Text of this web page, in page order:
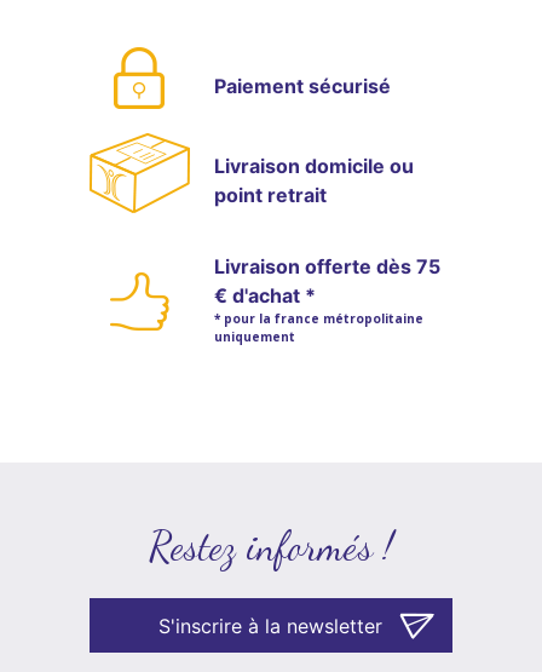
Paiement sécurisé
Livraison domicile ou
point retrait
Livraison offerte dès 75
€ d'achat *
* pour la france métropolitaine
uniquement
Restez informés !
S'inscrire à la newsletter